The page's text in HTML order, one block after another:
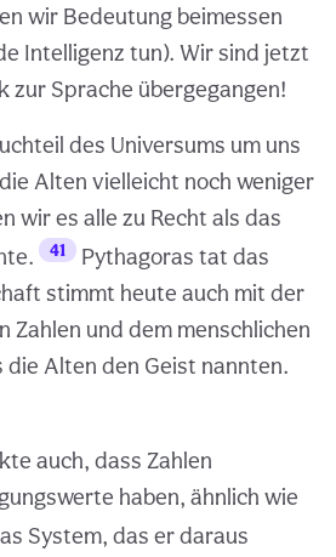
wir Bedeutung beimessen
Intelligenz tun). Wir sind jetzt
zur Sprache übergegangen!
des Universums um uns
Alten vielleicht noch weniger
wir es alle zu Recht als das
41
Pythagoras tat das
stimmt heute auch mit der
Zahlen und dem menschlichen
die Alten den Geist nannten.
auch, dass Zahlen
haben, ähnlich wie
System, das er daraus